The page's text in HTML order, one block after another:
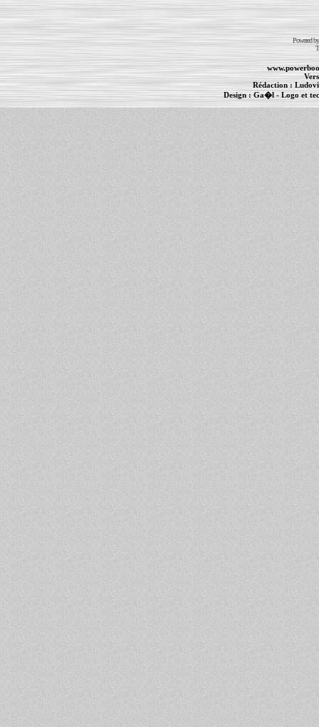
Powered
Rédaction :
Design : Ga�l- Logo et